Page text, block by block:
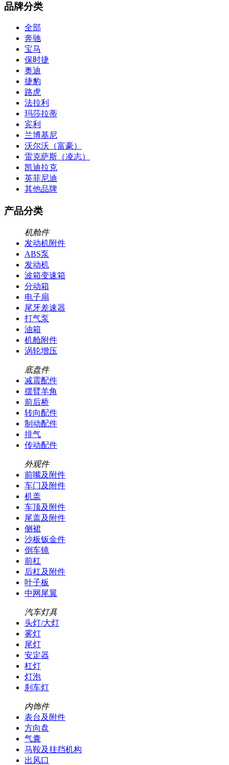
品牌分类
全部
奔驰
宝马
保时捷
奥迪
捷豹
路虎
法拉利
玛莎拉蒂
宾利
兰博基尼
沃尔沃（富豪）
雷克萨斯（凌志）
凯迪拉克
英菲尼迪
其他品牌
产品分类
机舱件
发动机附件
ABS泵
发动机
波箱变速箱
分动箱
电子扇
尾牙差速器
打气泵
油箱
机舱附件
涡轮增压
底盘件
减震配件
摆臂羊角
前后桥
转向配件
制动配件
排气
传动配件
外观件
前嘴及附件
车门及附件
机盖
车顶及附件
尾盖及附件
侧裙
沙板钣金件
倒车镜
前杠
后杠及附件
叶子板
中网尾翼
汽车灯具
头灯/大灯
雾灯
尾灯
安定器
杠灯
灯泡
刹车灯
内饰件
表台及附件
方向盘
气囊
马鞍及挂挡机构
出风口